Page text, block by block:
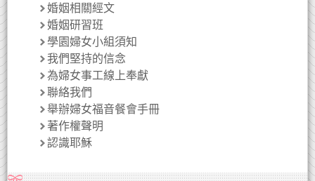
婚姻相關經文
婚姻研習班
學園婦女小組須知
我們堅持的信念
為婦女事工線上奉獻
聯絡我們
舉辦婦女福音餐會手冊
著作權聲明
認識耶穌